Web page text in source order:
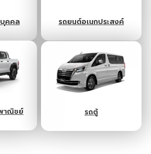
คคล รถยนต์อเนกประสงค์
าณิชย์ รถตู้